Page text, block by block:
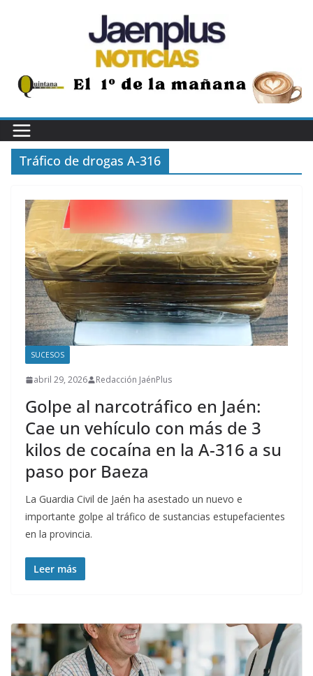
Tráfico de drogas A-316
SUCESOS
abril 29, 2026 Redacción JaénPlus
Golpe al narcotráfico en Jaén:
Cae un vehículo con más de 3
kilos de cocaína en la A-316 a su
paso por Baeza
La Guardia Civil de Jaén ha asestado un nuevo e
importante golpe al tráfico de sustancias estupefacientes
en la provincia.
Leer más